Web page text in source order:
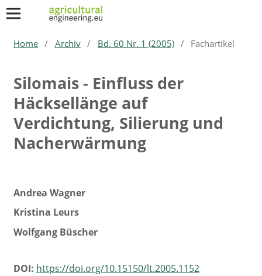
Home / Archiv / Bd. 60 Nr. 1 (2005) / Fachartikel
Silomais - Einfluss der
Häcksellänge auf
Verdichtung, Silierung und
Nacherwärmung
Andrea Wagner
Kristina Leurs
Wolfgang Büscher
DOI: https://doi.org/10.15150/lt.2005.1152